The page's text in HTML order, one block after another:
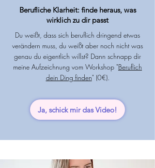
Berufliche Klarheit:finde heraus, was
wirklich zu dir passt
Du weißt, dass sich beruflich dringend etwas
verändern muss, du weißt aber noch nicht was
genau du eigentlich willst? Dann schnapp dir
meine Aufzeichnung vom Workshop "Beruflich
dein Ding finden" (0€).
Ja, schick mir das Video!